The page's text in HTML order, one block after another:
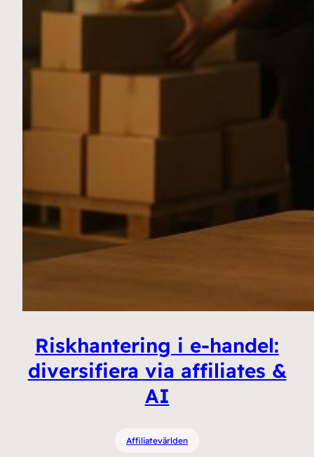
Riskhantering i e‑handel:
diversifiera via affiliates &
AI
Affiliatevärlden